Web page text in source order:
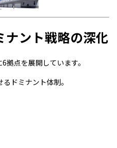
ナント戦略の深化
拠点を展開しています。
ドミナント体制。